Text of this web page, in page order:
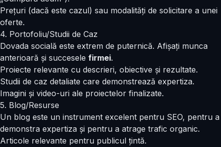
Prețuri (dacă este cazul) sau modalități de solicitare a unei
oferte.
4. Portofoliu/Studii de Caz
Dovada socială este extrem de puternică. Afișați munca
anterioară și succesele firmei.
Proiecte relevante cu descrieri, obiective și rezultate.
Studii de caz detaliate care demonstrează expertiza.
Imagini și video-uri ale proiectelor finalizate.
5. Blog/Resurse
Un blog este un instrument excelent pentru SEO, pentru a
demonstra expertiza și pentru a atrage trafic organic.
Articole relevante pentru publicul țintă.